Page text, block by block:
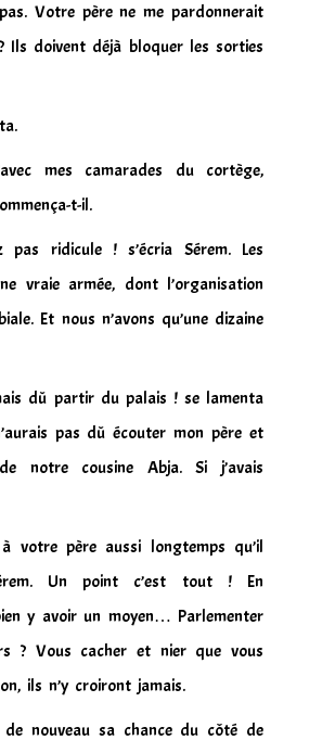
Votre père ne me pardonnerait
Ils doivent déjà bloquer les sorties
mes camarades du cortège,
t-il.
ridicule ! s’écria Sérem. Les
vraie armée, dont l’organisation
Et nous n’avons qu’une dizaine
dû partir du palais ! se lamenta
pas dû écouter mon père et
notre cousine Abja. Si j’avais
votre père aussi longtemps qu’il
Un point c’est tout ! En
y avoir un moyen… Parlementer
? Vous cacher et nier que vous
ils n’y croiront jamais.
nouveau sa chance du côté de